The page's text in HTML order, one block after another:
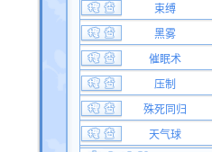
束缚
黑雾
催眠术
压制
殊死同归
天气球